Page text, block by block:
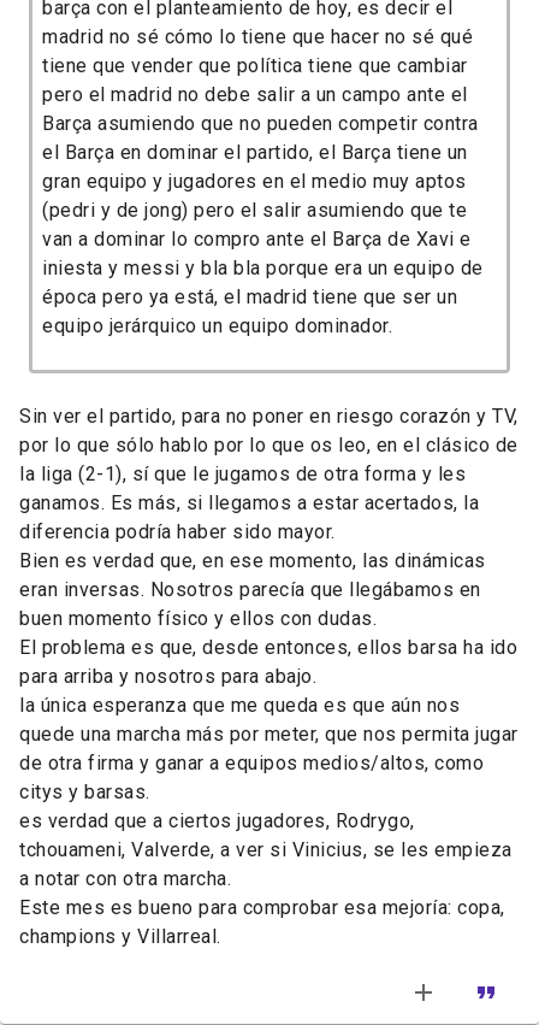
barça con el planteamiento de hoy, es decir el
madrid no sé cómo lo tiene que hacer no sé qué
tiene que vender que política tiene que cambiar
pero el madrid no debe salir a un campo ante el
Barça asumiendo que no pueden competir contra
el Barça en dominar el partido, el Barça tiene un
gran equipo y jugadores en el medio muy aptos
(pedri y de jong) pero el salir asumiendo que te
van a dominar lo compro ante el Barça de Xavi e
iniesta y messi y bla bla porque era un equipo de
época pero ya está, el madrid tiene que ser un
equipo jerárquico un equipo dominador.
Sin ver el partido, para no poner en riesgo corazón y TV,
por lo que sólo hablo por lo que os leo, en el clásico de
la liga (2-1), sí que le jugamos de otra forma y les
ganamos. Es más, si llegamos a estar acertados, la
diferencia podría haber sido mayor.
Bien es verdad que, en ese momento, las dinámicas
eran inversas. Nosotros parecía que llegábamos en
buen momento físico y ellos con dudas.
El problema es que, desde entonces, ellos barsa ha ido
para arriba y nosotros para abajo.
la única esperanza que me queda es que aún nos
quede una marcha más por meter, que nos permita jugar
de otra firma y ganar a equipos medios/altos, como
citys y barsas.
es verdad que a ciertos jugadores, Rodrygo,
tchouameni, Valverde, a ver si Vinicius, se les empieza
a notar con otra marcha.
Este mes es bueno para comprobar esa mejoría: copa,
champions y Villarreal.